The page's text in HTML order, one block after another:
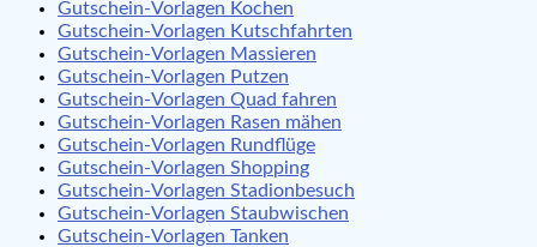
Gutschein-Vorlagen Kochen
Gutschein-Vorlagen Kutschfahrten
Gutschein-Vorlagen Massieren
Gutschein-Vorlagen Putzen
Gutschein-Vorlagen Quad fahren
Gutschein-Vorlagen Rasen mähen
Gutschein-Vorlagen Rundflüge
Gutschein-Vorlagen Shopping
Gutschein-Vorlagen Stadionbesuch
Gutschein-Vorlagen Staubwischen
Gutschein-Vorlagen Tanken